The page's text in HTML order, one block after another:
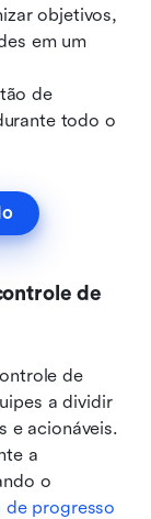
objetivos,
em um
de
todo o
de
de
a dividir
e acionáveis.
a
o
de progresso